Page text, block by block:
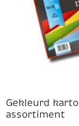
Gekleurd
assortiment